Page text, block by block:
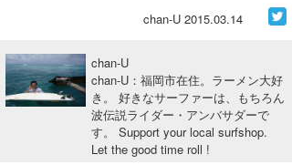
波情報･概況
WAVE HUNTER波予想ツール
chan-U 2015.03.14
chan-U
chan-U：福岡市在住。ラーメン大好
き。 好きなサーファーは、もちろん
波伝説ライダー・アンバサダーで
す。 Support your local surfshop.
Let the good time roll !
アート＆エンタメ